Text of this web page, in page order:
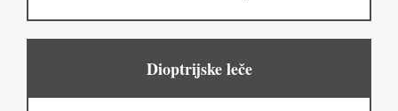
Dioptrijske leče